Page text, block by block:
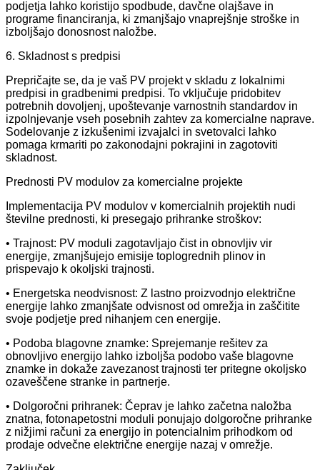
podjetja lahko koristijo spodbude, davčne olajšave in
programe financiranja, ki zmanjšajo vnaprejšnje stroške in
izboljšajo donosnost naložbe.
6. Skladnost s predpisi
Prepričajte se, da je vaš PV projekt v skladu z lokalnimi
predpisi in gradbenimi predpisi. To vključuje pridobitev
potrebnih dovoljenj, upoštevanje varnostnih standardov in
izpolnjevanje vseh posebnih zahtev za komercialne naprave.
Sodelovanje z izkušenimi izvajalci in svetovalci lahko
pomaga krmariti po zakonodajni pokrajini in zagotoviti
skladnost.
Prednosti PV modulov za komercialne projekte
Implementacija PV modulov v komercialnih projektih nudi
številne prednosti, ki presegajo prihranke stroškov:
• Trajnost: PV moduli zagotavljajo čist in obnovljiv vir
energije, zmanjšujejo emisije toplogrednih plinov in
prispevajo k okoljski trajnosti.
• Energetska neodvisnost: Z lastno proizvodnjo električne
energije lahko zmanjšate odvisnost od omrežja in zaščitite
svoje podjetje pred nihanjem cen energije.
• Podoba blagovne znamke: Sprejemanje rešitev za
obnovljivo energijo lahko izboljša podobo vaše blagovne
znamke in dokaže zavezanost trajnosti ter pritegne okoljsko
ozaveščene stranke in partnerje.
• Dolgoročni prihranek: Čeprav je lahko začetna naložba
znatna, fotonapetostni moduli ponujajo dolgoročne prihranke
z nižjimi računi za energijo in potencialnim prihodkom od
prodaje odvečne električne energije nazaj v omrežje.